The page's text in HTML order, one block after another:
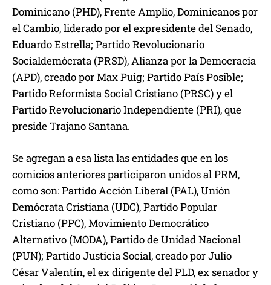
Dominicano (PHD), Frente Amplio, Dominicanos por
el Cambio, liderado por el expresidente del Senado,
Eduardo Estrella; Partido Revolucionario
Socialdemócrata (PRSD), Alianza por la Democracia
(APD), creado por Max Puig; Partido País Posible;
Partido Reformista Social Cristiano (PRSC) y el
Partido Revolucionario Independiente (PRI), que
preside Trajano Santana.
Se agregan a esa lista las entidades que en los
comicios anteriores participaron unidos al PRM,
como son: Partido Acción Liberal (PAL), Unión
Demócrata Cristiana (UDC), Partido Popular
Cristiano (PPC), Movimiento Democrático
Alternativo (MODA), Partido de Unidad Nacional
(PUN); Partido Justicia Social, creado por Julio
César Valentín, el ex dirigente del PLD, ex senador y